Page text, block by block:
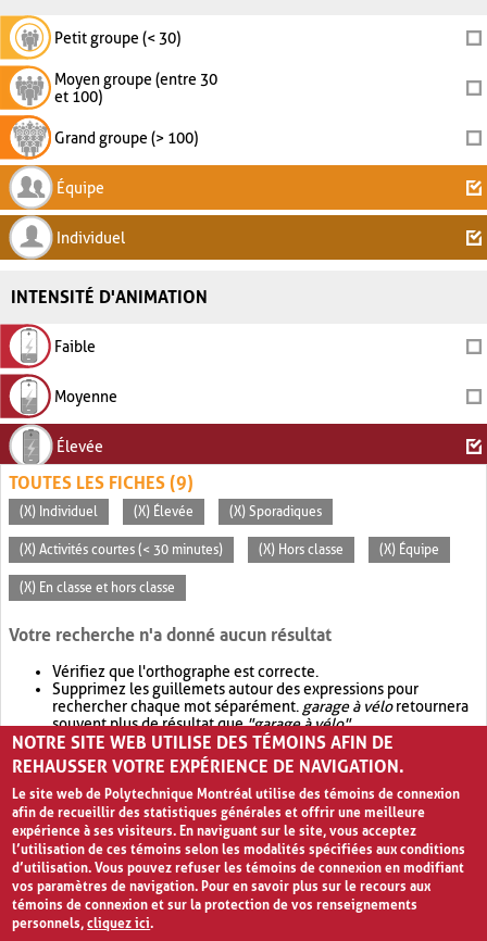
Petit groupe (< 30)
Moyen groupe (entre 30
et 100)
Grand groupe (> 100)
Équipe
Individuel
INTENSITÉ D'ANIMATION
Faible
Moyenne
Élevée
TOUTES LES FICHES (9)
(X) Individuel (X) Élevée (X) Sporadiques
(X) Activités courtes (< 30 minutes) (X) Hors classe (X) Équipe
(X) En classe et hors classe
Votre recherche n'a donné aucun résultat
Vérifiez que l'orthographe est correcte.
Supprimez les guillemets autour des expressions pour
rechercher chaque mot séparément. garage à véloretournera
souvent plus de résultat que"garage à vélo".
Envisagez d'élargir votre recherche avec OR.garage OR vélo
retournera souvent plus de résultat quegarage à vélo
NOTRE SITE WEB UTILISE DES TÉMOINS AFIN DE
REHAUSSER VOTRE EXPÉRIENCE DE NAVIGATION.
Le site web de Polytechnique Montréal utilise des témoins de connexion
afin de recueillir des statistiques générales et offrir une meilleure
expérience à ses visiteurs. En naviguant sur le site, vous acceptez
l’utilisation de ces témoins selon les modalités spécifiées aux conditions
d’utilisation. Vous pouvez refuser les témoins de connexion en modifiant
vos paramètres de navigation. Pour en savoir plus sur le recours aux
témoins de connexion et sur la protection de vos renseignements
personnels,cliquez ici.